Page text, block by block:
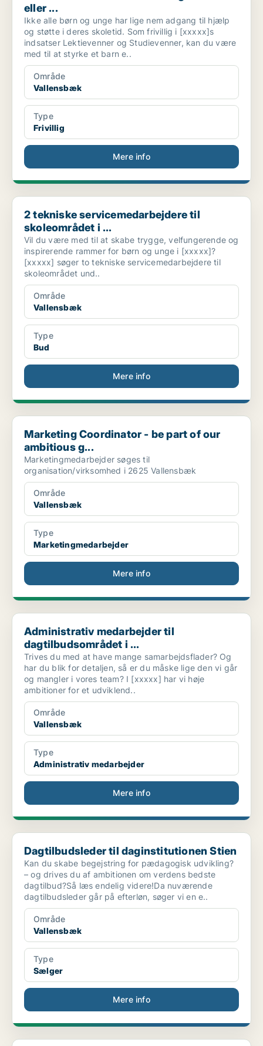
eller ...
Ikke alle børn og unge har lige nem adgang til hjælp
og støtte i deres skoletid. Som frivillig i [xxxxx]s
indsatser Lektievenner og Studievenner, kan du være
med til at styrke et barn e..
Område
Vallensbæk
Type
Frivillig
Mere info
2 tekniske servicemedarbejdere til skoleområdet i ...
2 tekniske servicemedarbejdere til
skoleområdet i ...
Vil du være med til at skabe trygge, velfungerende og
inspirerende rammer for børn og unge i [xxxxx]?
[xxxxx] søger to tekniske servicemedarbejdere til
skoleområdet und..
Område
Vallensbæk
Type
Bud
Mere info
Marketing Coordinator - be part of our ambitious g...
Marketing Coordinator - be part of our
ambitious g...
Marketingmedarbejder søges til
organisation/virksomhed i 2625 Vallensbæk
Område
Vallensbæk
Type
Marketingmedarbejder
Mere info
Administrativ medarbejder til dagtilbudsområdet i ...
Administrativ medarbejder til
dagtilbudsområdet i ...
Trives du med at have mange samarbejdsflader? Og
har du blik for detaljen, så er du måske lige den vi går
og mangler i vores team? I [xxxxx] har vi høje
ambitioner for et udviklend..
Område
Vallensbæk
Type
Administrativ medarbejder
Mere info
Dagtilbudsleder til daginstitutionen Stien
Dagtilbudsleder til daginstitutionen Stien
Kan du skabe begejstring for pædagogisk udvikling?
– og drives du af ambitionen om verdens bedste
dagtilbud?Så læs endelig videre!Da nuværende
dagtilbudsleder går på efterløn, søger vi en e..
Område
Vallensbæk
Type
Sælger
Mere info